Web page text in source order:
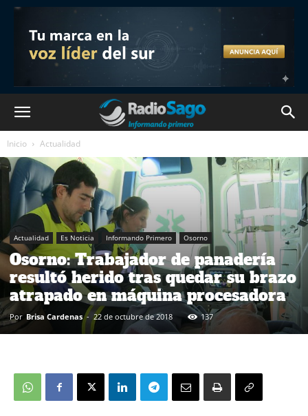
Inicio Actualidad
Actualidad Es Noticia Informando Primero Osorno
Osorno: Trabajador de panadería
resultó herido tras quedar su brazo
atrapado en máquina procesadora
Por Brisa Cardenas - 22 de octubre de 2018 137